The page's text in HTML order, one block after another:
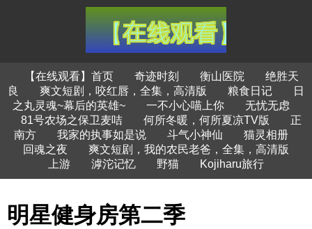
【在线观看】首页 奇迹时刻 衡山医院
绝胜天
良
爽文短剧，咬红唇，全集，高清版 粮食日记
日
之丸灵魂~幕后的英雄~
一不小心喵上你
无忧无虑
81号农场之保卫麦咭
何所冬暖，何所夏凉TV版
正
南方
我家的执事如是说 斗气小神仙
猫灵相册
回魂之夜
爽文短剧，我的农民老爸，全集，高清版
上游
滹沱记忆 野猫 Kojiharu旅行
明星健身房第二季